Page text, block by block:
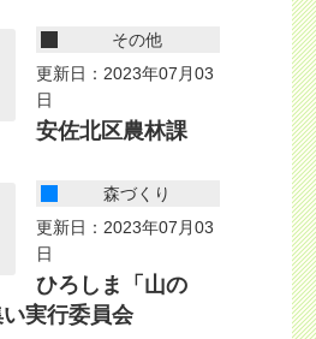
その他
更新日：2023年07月03
日
安佐北区農林課
森づくり
更新日：2023年07月03
日
ひろしま「山の
実行委員会